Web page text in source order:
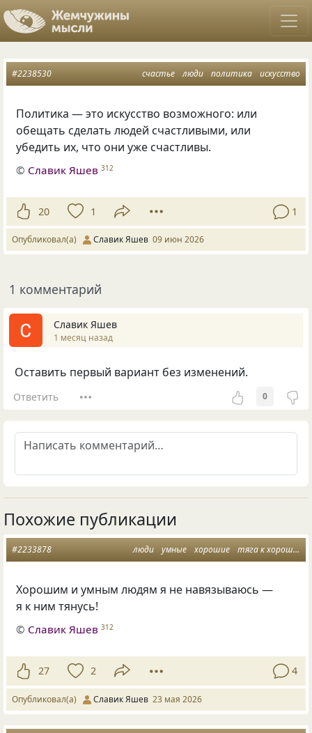
счастье люди политика искусство
#2238530
Политика — это искусство возможного: или
обещать сделать людей счастливыми, или
убедить их, что они уже счастливы.
© Славик Яшев 312
20 1 1
Опубликовал(а) Славик Яшев 09 июн 2026
1 комментарий
Славик Яшев
1 месяц назад
Оставить первый вариант без изменений.
Ответить 0
Похожие публикации
люди умные хорошие тяга к хорошему
#2233878
Хорошим и умным людям я не навязываюсь —
я к ним тянусь!
© Славик Яшев 312
27 2 4
Опубликовал(а) Славик Яшев 23 мая 2026